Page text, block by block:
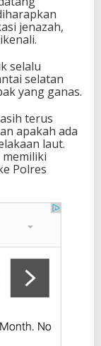
jenazah,
selalu
selatan
yang ganas.
terus
apakah ada
laut.
Polres